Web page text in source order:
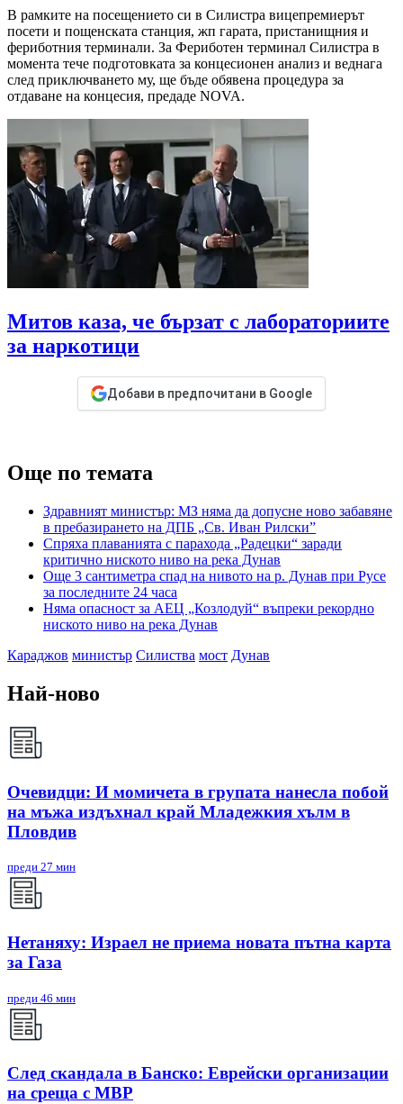
В рамките на посещението си в Силистра вицепремиерът
посети и пощенската станция, жп гарата, пристанищния и
фериботния терминали. За Фериботен терминал Силистра в
момента тече подготовката за концесионен анализ и веднага
след приключването му, ще бъде обявена процедура за
отдаване на концесия, предаде NOVA.
Митов каза, че бързат с лабораториите
за наркотици
Добави в предпочитани в Google
Още по темата
Здравният министър: МЗ няма да допусне ново забавяне
в пребазирането на ДПБ „Св. Иван Рилски”
Спряха плаванията с парахода „Радецки“ заради
критично ниското ниво на река Дунав
Още 3 сантиметра спад на нивото на р. Дунав при Русе
за последните 24 часа
Няма опасност за АЕЦ „Козлодуй“ въпреки рекордно
ниското ниво на река Дунав
Караджов министър Силиства мост Дунав
Най-ново
Очевидци: И момичета в групата нанесла побой
на мъжа издъхнал край Младежкия хълм в
Пловдив
преди 27 мин
Нетаняху: Израел не приема новата пътна карта
за Газа
преди 46 мин
След скандала в Банско: Eврейски организации
на среща с МВР